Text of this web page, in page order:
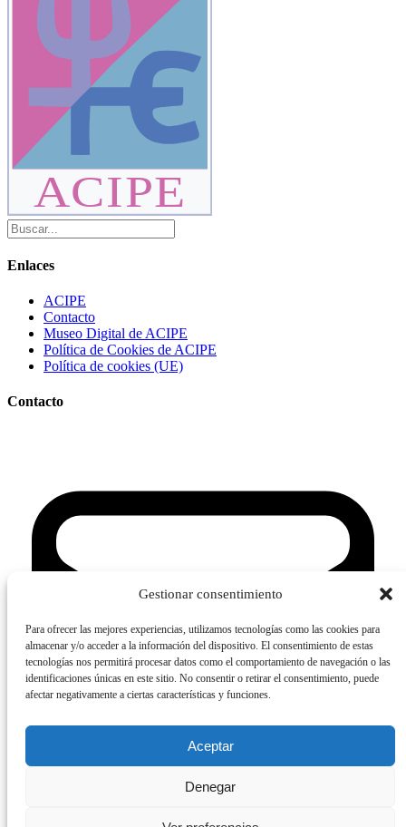
Gestionar consentimiento
Para ofrecer las mejores experiencias, utilizamos tecnologías como las cookies para
almacenar y/o acceder a la información del dispositivo. El consentimiento de estas
tecnologías nos permitirá procesar datos como el comportamiento de navegación o las
identificaciones únicas en este sitio. No consentir o retirar el consentimiento, puede
afectar negativamente a ciertas características y funciones.
Aceptar
Denegar
ACIPE
Enlaces
ACIPE
Contacto
Museo Digital de ACIPE
Política de Cookies de ACIPE
Política de cookies (UE)
Contacto